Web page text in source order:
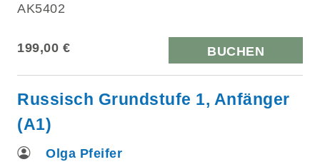
AK5402
199,00 € BUCHEN
Russisch Grundstufe 1, Anfänger
(A1)
Olga Pfeifer